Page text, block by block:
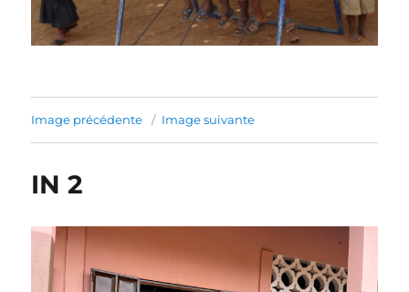
Image précédente Image suivante
IN 2